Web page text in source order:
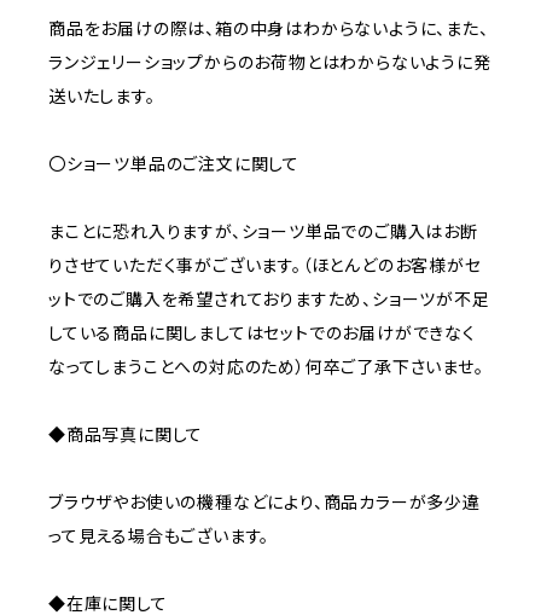
商品をお届けの際は、箱の中身はわからないように、また、
ランジェリーショップからのお荷物とはわからないように発
送いたします。
〇ショーツ単品のご注文に関して
まことに恐れ入りますが、ショーツ単品でのご購入はお断
りさせていただく事がございます。（ほとんどのお客様がセ
ットでのご購入を希望されておりますため、ショーツが不足
している商品に関しましてはセットでのお届けができなく
なってしまうことへの対応のため）何卒ご了承下さいませ。
◆商品写真に関して
ブラウザやお使いの機種などにより、商品カラーが多少違
って見える場合もございます。
◆在庫に関して